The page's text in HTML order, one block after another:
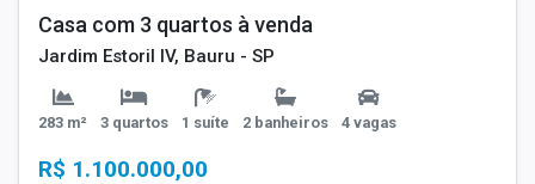
Casa com 3 quartos à venda
Jardim Estoril IV, Bauru - SP
283 m² 3 quartos 1 suíte 2 banheiros 4 vagas
R$ 1.100.000,00